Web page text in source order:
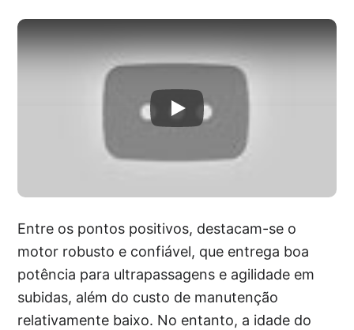
Entre os pontos positivos, destacam-se o
motor robusto e confiável, que entrega boa
potência para ultrapassagens e agilidade em
subidas, além do custo de manutenção
relativamente baixo. No entanto, a idade do